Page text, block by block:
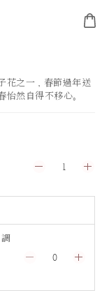
花之一，春節過年送
然自得不移心。